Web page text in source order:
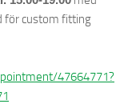
för custom fitting
47664771?